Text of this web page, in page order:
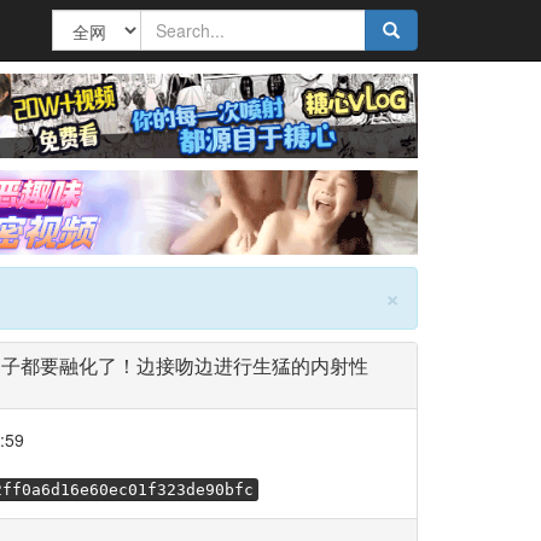
×
都要融化了！边接吻边进行生猛的内射性